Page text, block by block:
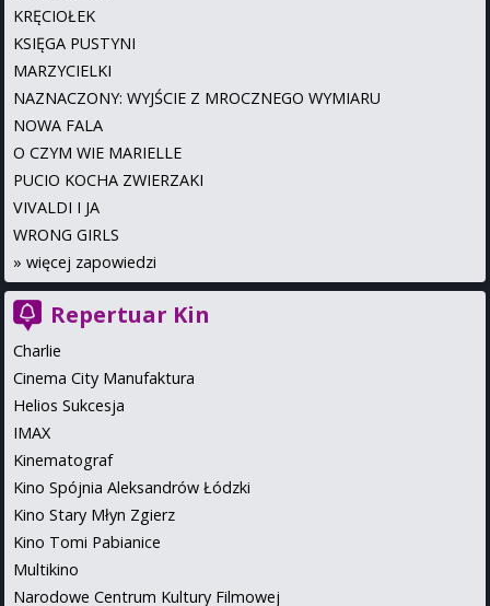
KRĘCIOŁEK
KSIĘGA PUSTYNI
MARZYCIELKI
NAZNACZONY: WYJŚCIE Z MROCZNEGO WYMIARU
NOWA FALA
O CZYM WIE MARIELLE
PUCIO KOCHA ZWIERZAKI
VIVALDI I JA
WRONG GIRLS
» więcej zapowiedzi
Repertuar Kin
Charlie
Cinema City Manufaktura
Helios Sukcesja
IMAX
Kinematograf
Kino Spójnia Aleksandrów Łódzki
Kino Stary Młyn Zgierz
Kino Tomi Pabianice
Multikino
Narodowe Centrum Kultury Filmowej